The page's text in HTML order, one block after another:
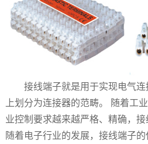
接线端子就是用于实现电气连
上划分为连接器的范畴。 随着工
业控制要求越来越严格、精确，
随着电子行业的发展，接线端子的